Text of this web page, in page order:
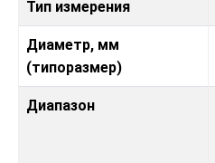
Тип измерения
Диаметр, мм
(типоразмер)
Диапазон